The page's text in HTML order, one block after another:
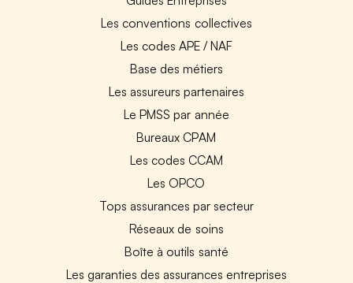
Les conventions collectives
Les codes APE / NAF
Base des métiers
Les assureurs partenaires
Le PMSS par année
Bureaux CPAM
Les codes CCAM
Les OPCO
Tops assurances par secteur
Réseaux de soins
Boîte à outils santé
Les garanties des assurances entreprises